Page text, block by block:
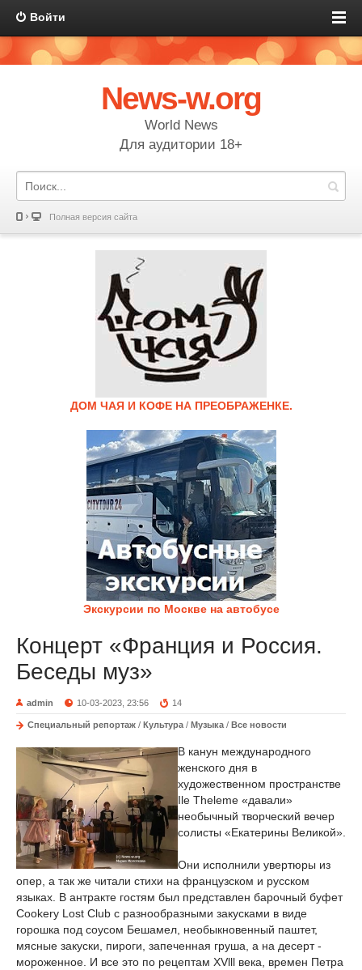
Войти
News-w.org
World News
Для аудитории 18+
Полная версия сайта
ДОМ ЧАЯ И КОФЕ НА ПРЕОБРАЖЕНКЕ.
Экскурсии по Москве на автобусе
Концерт «Франция и Россия.
Беседы муз»
admin 10-03-2023, 23:56 14
Специальный репортаж / Культура / Музыка / Все новости
В канун международного
женского дня в
художественном пространстве
Ile Theleme «давали»
необычный творческий вечер
солисты «Екатерины Великой».
Они исполнили увертюры из
опер, а так же читали стихи на французском и русском
языках. В антракте гостям был представлен барочный буфет
Cookery Lost Club с разнообразными закусками в виде
горошка под соусом Бешамел, необыкновенный паштет,
мясные закуски, пироги, запеченная груша, а на десерт -
мороженное. И все это по рецептам XVlll века, времен Петра